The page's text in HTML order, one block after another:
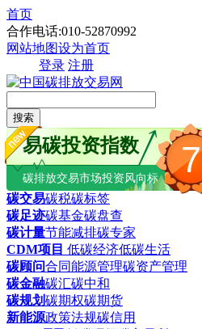
首页
合作电话:010-52870992
网站地图设为首页
登录 注册
搜索
7
易碳投资指数
碳排放交易市场投资风向标
碳交易碳税碳标签
碳足迹碳基金碳盘查
碳计量节能减排碳专家
CDM项目 低碳经济低碳生活
碳顾问合同能源管理碳资产管理
碳金融碳汇碳中和
碳规划碳期权碳期货
新能源政策法规碳信用